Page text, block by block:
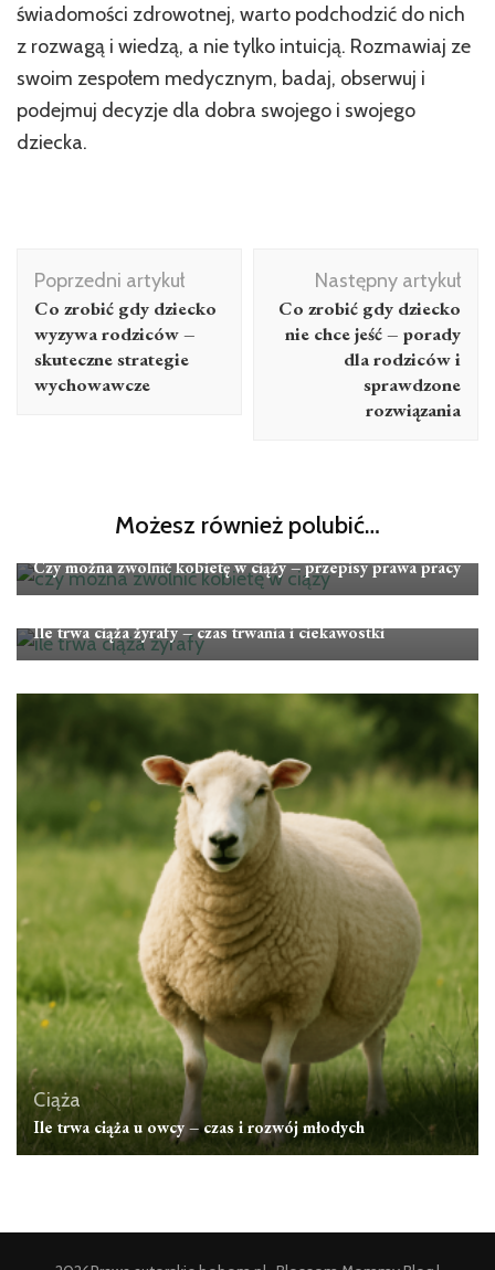
świadomości zdrowotnej, warto podchodzić do nich
z rozwagą i wiedzą, a nie tylko intuicją. Rozmawiaj ze
swoim zespołem medycznym, badaj, obserwuj i
podejmuj decyzje dla dobra swojego i swojego
dziecka.
Nawigacja
wpisu
Poprzedni artykuł
Co zrobić gdy dziecko
wyzywa rodziców –
skuteczne strategie
wychowawcze
Następny artykuł
Co zrobić gdy dziecko
nie chce jeść – porady
dla rodziców i
sprawdzone
rozwiązania
Możesz również polubić…
Czy można zwolnić kobietę w ciąży – przepisy prawa pracy
Ile trwa ciąża żyrafy – czas trwania i ciekawostki
Ciąża
Ile trwa ciąża u owcy – czas i rozwój młodych